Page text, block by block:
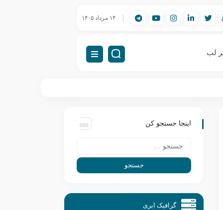
ورک‌استیشن مهندسی (Workstation) چیست؟ راه‌اندازی VDI (دسکتاپ مجازی) ۱۴ مرداد ۱۴۰۵
لب
اینجا جستجو کن
گرافیک ابری